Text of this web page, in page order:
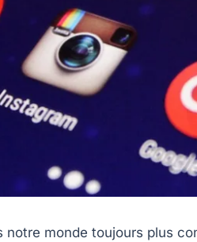
notre monde toujours plus